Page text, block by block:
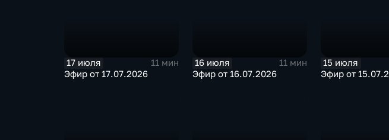
17 июля
11 мин
Эфир от 17.07.2026
16 июля
11 мин
Эфир от 16.07.2026
15 июля
Эфир от